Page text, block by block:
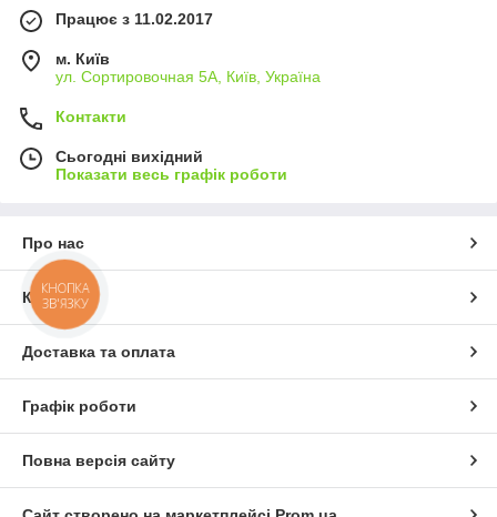
Працює з 11.02.2017
м. Київ
ул. Сортировочная 5А, Київ, Україна
Контакти
Сьогодні вихідний
Показати весь графік роботи
Про нас
Контакти
Доставка та оплата
Графік роботи
Повна версія сайту
КНОПКА
ЗВ'ЯЗКУ